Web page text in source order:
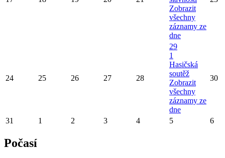
Zobrazit
všechny
záznamy ze
dne
24 25 26 27 28
29
1
Hasičská
soutěž
Zobrazit
všechny
záznamy ze
dne
30
31 1 2 3 4 5 6
Počasí